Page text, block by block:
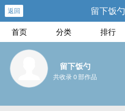
返回 留下饭勺
首页 分类 排行
留下饭勺
共收录 0 部作品